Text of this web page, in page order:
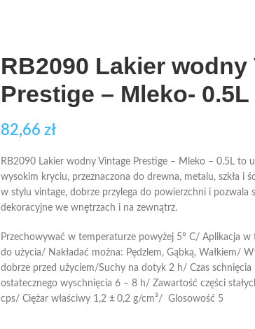
RB2090 Lakier wodny
Prestige – Mleko- 0.5L
82,66 zł
RB2090 Lakier wodny Vintage Prestige – Mleko – 0.5L to
wysokim kryciu, przeznaczona do drewna, metalu, szkła i
w stylu vintage, dobrze przylega do powierzchni i pozwala
dekoracyjne we wnętrzach i na zewnątrz.
Przechowywać w temperaturze powyżej 5° C/ Aplikacja
do użycia/ Nakładać można: Pędzlem, Gąbką, Wałkiem/
dobrze przed użyciem/Suchy na dotyk 2 h/ Czas
ostatecznego wyschnięcia 6 – 8 h/ Zawartość części
cps/ Ciężar właściwy 1,2 ± 0,2 g/cm³/ Glosowość 5